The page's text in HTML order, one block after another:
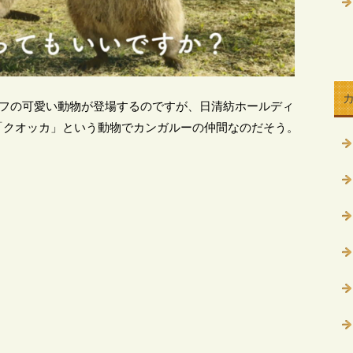
の可愛い動物が登場するのですが、日清紡ホールディ
オッカ」という動物でカンガルーの仲間なのだそう。